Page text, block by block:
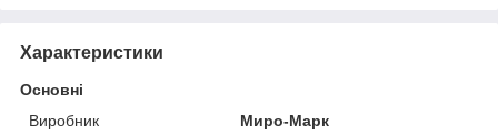
Характеристики
Основні
Виробник
Миро-Марк